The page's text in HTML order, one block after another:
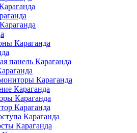
Караганда
панель Караганда
Караганда
Караганда
Караганда
Караганда
Караганда
Караганда